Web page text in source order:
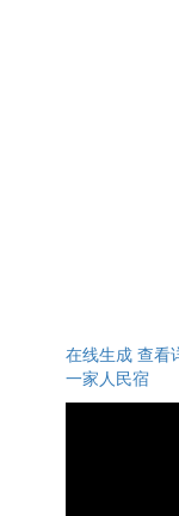
在线生成 查看
一家人民宿